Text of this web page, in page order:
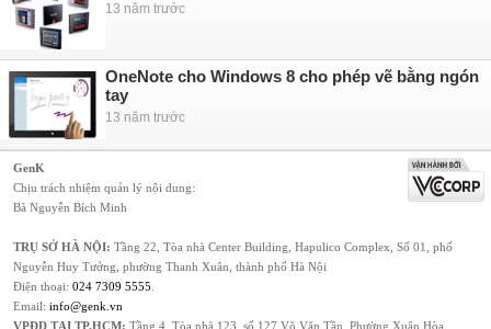
13 năm trước
OneNote cho Windows 8 cho phép vẽ bằng ngón
tay
13 năm trước
GenK
Chịu trách nhiệm quản lý nội dung:
Bà Nguyễn Bích Minh
TRỤ SỞ HÀ NỘI: Tầng 22, Tòa nhà Center Building, Hapulico Complex, Số 01, phố
Nguyễn Huy Tưởng, phường Thanh Xuân, thành phố Hà Nội
Điện thoại: 024 7309 5555
Email: info@genk.vn
VPĐD TẠI TP.HCM: Tầng 4, Tòa nhà 123, số 127 Võ Văn Tần, Phường Xuân Hòa,